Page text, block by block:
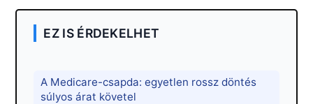
EZ IS ÉRDEKELHET
A Medicare-csapda: egyetlen rossz döntés
súlyos árat követel